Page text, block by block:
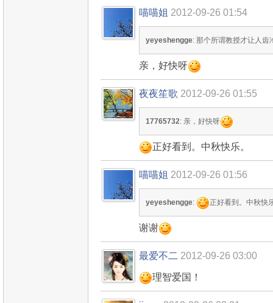
喵喵姐 2012-09-26 01:54
yeyeshengge: 那个所谓教授才让人齿
亲，好快呀
夜夜笙歌 2012-09-26 01:55
17765732: 亲，好快呀
正好看到。中秋快乐。
喵喵姐 2012-09-26 01:56
yeyeshengge: 正好看到。中秋快
谢谢
最爱不二 2012-09-26 03:00
理智爱国！